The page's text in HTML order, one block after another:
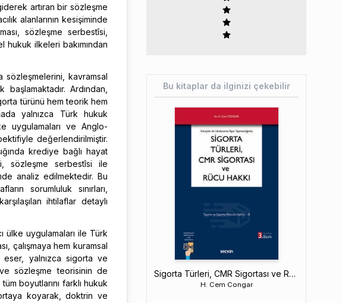
artıran bir sözleşme
alanlarının kesişiminde
sözleşme serbestîsi,
hukuk ilkeleri bakımından
sözleşmelerini, kavramsal
Ardından,
türünü hem teorik hem
yalnızca Türk hukuk
uygulamaları ve Anglo-
değerlendirilmiştir.
krediye bağlı hayat
sözleşme serbestîsi ile
analiz edilmektedir. Bu
sorumluluk sınırları,
ihtilaflar detaylı
uygulamaları ile Türk
çalışmaya hem kuramsal
eser, yalnızca sigorta ve
sözleşme teorisinin de
boyutlarını farklı hukuk
koyarak, doktrin ve
Bu kitaplar da ilginizi çekebilir
Sigorta Türleri, CMR Sigortası ve Rücu Hakkı
H. Cem Congar